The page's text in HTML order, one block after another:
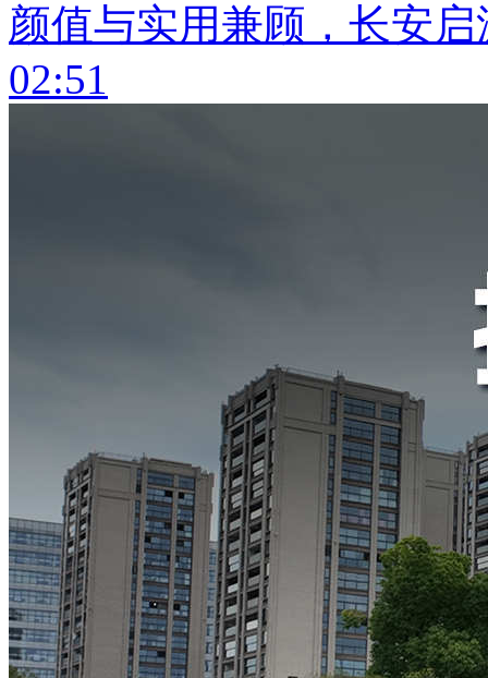
颜值与实用兼顾，长安
02:51